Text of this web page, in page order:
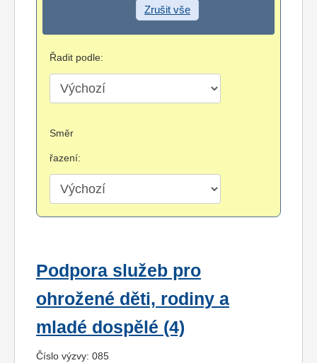
Zrušit vše
Řadit podle:
Směr
řazení:
Podpora služeb pro
ohrožené děti, rodiny a
mladé dospělé (4)
Číslo výzvy: 085